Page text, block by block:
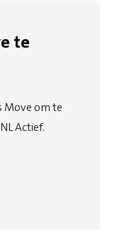
te
Move om te
Actief.